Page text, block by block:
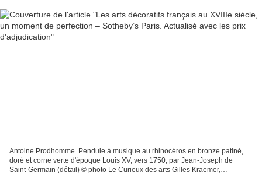
Antoine Prodhomme. Pendule à musique au rhinocéros en bronze patiné,
doré et corne verte d'époque Louis XV, vers 1750, par Jean-Joseph de
Saint-Germain (détail) © photo Le Curieux des arts Gilles Kraemer,